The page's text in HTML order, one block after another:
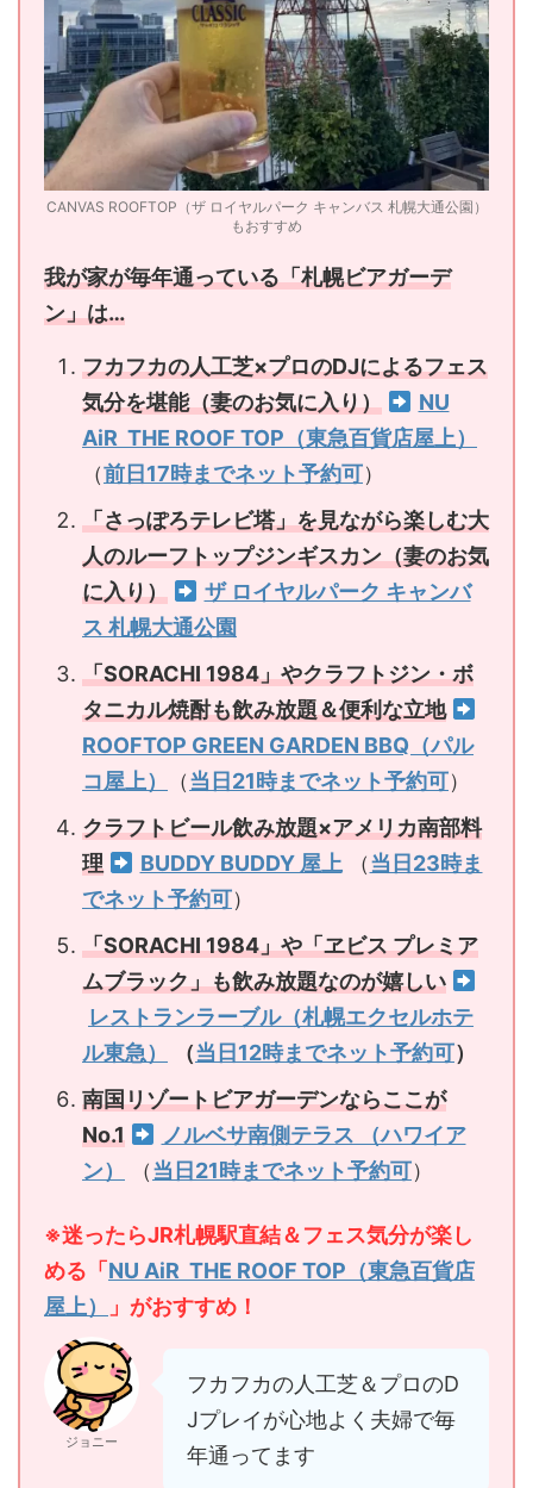
CANVAS ROOFTOP（ザ ロイヤルパーク キャンバス 札幌大通公園）
もおすすめ
我が家が毎年通っている「札幌ビアガーデ
ン」は…
フカフカの人工芝×プロのDJによるフェス
気分を堪能（妻のお気に入り）
NU
AiR THE ROOF TOP（東急百貨店屋上）
（前日17時までネット予約可）
「さっぽろテレビ塔」を見ながら楽しむ大
人のルーフトップジンギスカン（妻のお気
に入り）
ザ ロイヤルパーク キャンバ
ス 札幌大通公園
「SORACHI 1984」やクラフトジン・ボ
タニカル焼酎も飲み放題＆便利な立地
ROOFTOP GREEN GARDEN BBQ（パル
コ屋上）
（当日21時までネット予約可）
クラフトビール飲み放題×アメリカ南部料
理
BUDDY BUDDY 屋上 （当日23時ま
でネット予約可）
「SORACHI 1984」や「ヱビス プレミア
ムブラック」も飲み放題なのが嬉しい
レストランラーブル（札幌エクセルホテ
ル東急）
（当日12時までネット予約可）
南国リゾートビアガーデンならここが
No.1
ノルベサ南側テラス （ハワイア
ン）
（当日21時までネット予約可）
※迷ったらJR札幌駅直結＆フェス気分が楽し
める「 NU AiR THE ROOF TOP（東急百貨店
屋上）
」がおすすめ！
ジョニー
フカフカの人工芝＆プロのD
Jプレイが心地よく夫婦で毎
年通ってます